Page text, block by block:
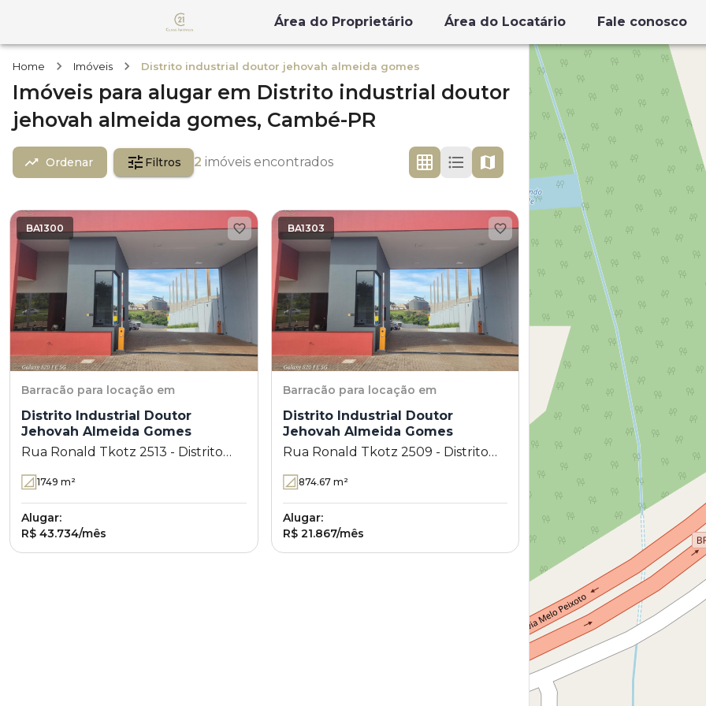
Área do Proprietário Área do Locatário Fale conosco
Home Imóveis Distrito industrial doutor jehovah almeida gomes
Imóveis para alugar em Distrito industrial doutor
jehovah almeida gomes, Cambé-PR
Ordenar Filtros 2 imóveis encontrados
BA1300
Barracão para locação em
Distrito Industrial Doutor
Jehovah Almeida Gomes
Rua Ronald Tkotz 2513 - Distrito
Gomes - Cambé - PR
1749 m²
Alugar:
R$ 43.734/mês
BA1303
Barracão para locação em
Distrito Industrial Doutor
Jehovah Almeida Gomes
Rua Ronald Tkotz 2509 - Distrito
Gomes - Cambé - PR
874.67m²
Alugar:
R$ 21.867/mês